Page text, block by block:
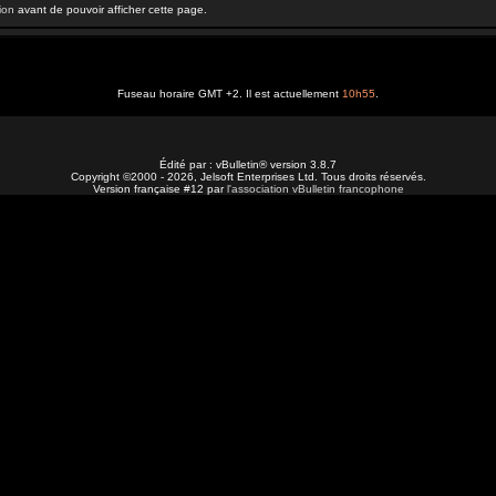
avant de pouvoir afficher cette page.
Fuseau horaire GMT +2. Il est actuellement 10h55
Édité par : vBulletin® version 3.8.7
Copyright ©2000 - 2026, Jelsoft Enterprises Ltd. Tous droits réservés.
Version française #12 parl'association vBulletin francophone